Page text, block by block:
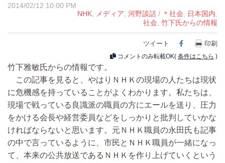
2014/02/12 10:00 PM
NHK
メディア 河野談話 / ＊社会 日本国内
社会 竹下氏からの情報
ツイート Facebook
印刷
コメントのみ転載OK( 条件はこちら )
竹下雅敏氏からの情報です。
この記事を見ると、やはりＮＨＫの現場の人たちは現状
に危機感を持っていることがよくわかります。私たちは、
現場で戦っている良識派の職員の方にエールを送り、圧力
をかける会長や経営委員などをしっかりと批判していかな
ければならないと思います。元ＮＨＫ職員の永田氏も記事
の中で言っているように、市民とＮＨＫ職員が一緒になっ
て、本来の公共放送であるＮＨＫを作り上げていくという